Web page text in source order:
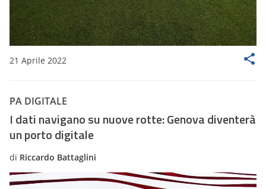
21 Aprile 2022
PA DIGITALE
I dati navigano su nuove rotte: Genova diventerà
un porto digitale
di Riccardo Battaglini